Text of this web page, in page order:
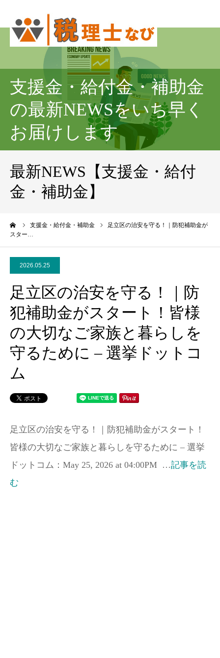
支援金・給付金・補助金
の最新NEWSをいち早く
お届けします
最新NEWS【支援金・給付
金・補助金】
支援金・給付金・補助金
足立区の治安を守る！｜防犯補助金が
スター…
2026.05.25
足立区の治安を守る！｜防
犯補助金がスタート！皆様
の大切なご家族と暮らしを
守るために – 選挙ドットコ
ム
足立区の治安を守る！｜防犯補助金がスタート！
皆様の大切なご家族と暮らしを守るために – 選挙
ドットコム：May 25, 2026 at 04:00PM …記事を読
む